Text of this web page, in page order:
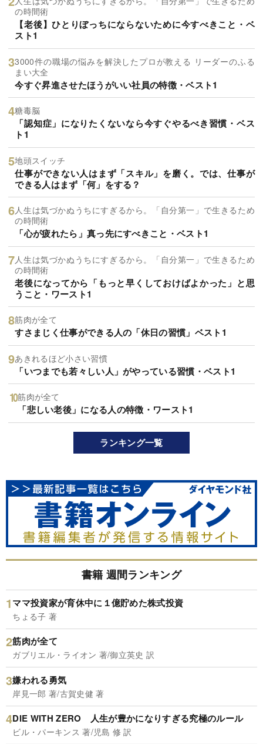
の時間術
【老後】ひとりぼっちにならないために今すべきこと・ベ
スト1
3000件の職場の悩みを解決したプロが教える リーダーのふる
まい大全
今すぐ昇進させたほうがいい社員の特徴・ベスト1
糖毒脳
「認知症」になりたくないなら今すぐやるべき習慣・ベス
ト1
地頭スイッチ
仕事ができない人はまず「スキル」を磨く。では、仕事が
できる人はまず「何」をする？
人生は気づかぬうちにすぎるから。「自分第一」で生きるため
の時間術
「心が疲れたら」真っ先にすべきこと・ベスト1
人生は気づかぬうちにすぎるから。「自分第一」で生きるため
の時間術
老後になってから「もっと早くしておけばよかった」と思
うこと・ワースト1
筋肉が全て
すさまじく仕事ができる人の「休日の習慣」ベスト1
あきれるほど小さい習慣
「いつまでも若々しい人」がやっている習慣・ベスト1
筋肉が全て
「悲しい老後」になる人の特徴・ワースト1
ランキング一覧
書籍 週間ランキング
ママ投資家が育休中に１億貯めた株式投資
ちょる子 著
筋肉が全て
ガブリエル・ライオン 著/御立英史 訳
嫌われる勇気
岸見一郎 著/古賀史健 著
DIE WITH ZERO 人生が豊かになりすぎる究極のルール
ビル・パーキンス 著/児島 修 訳